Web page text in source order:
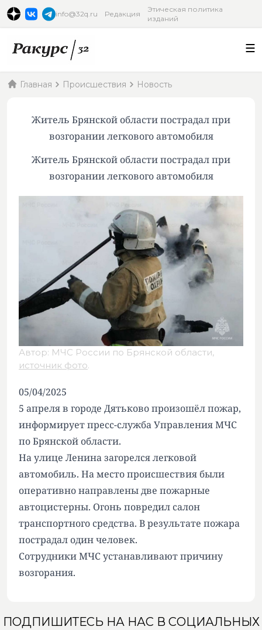
info@32q.ru Редакция
Этическая политика
изданий
Главная Происшествия Новость
Житель Брянской области пострадал при
возгорании легкового автомобиля
Житель Брянской области пострадал при
возгорании легкового автомобиля
Автор: МЧС России по Брянской области,
источник фото.
05/04/2025
5 апреля в городе Дятьково произошёл пожар,
информирует пресс-служба Управления МЧС
по Брянской области.
На улице Ленина загорелся легковой
автомобиль. На место происшествия были
оперативно направлены две пожарные
автоцистерны. Огонь повредил салон
транспортного средства. В результате пожара
пострадал один человек.
Сотрудники МЧС устанавливают причину
возгорания.
ПОДПИШИТЕСЬ НА НАС В СОЦИАЛЬНЫХ